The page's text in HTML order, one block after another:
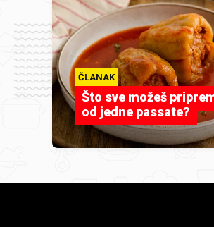
ČLANAK
Što sve možeš
od jedne passate?